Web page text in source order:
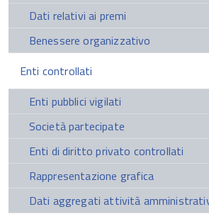
Dati relativi ai premi
Benessere organizzativo
Enti controllati
Enti pubblici vigilati
Società partecipate
Enti di diritto privato controllati
Rappresentazione grafica
Dati aggregati attività